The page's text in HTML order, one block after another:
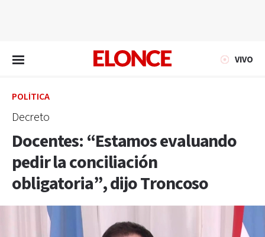
VIVO
POLÍTICA
Decreto
Docentes: “Estamos evaluando
pedir la conciliación
obligatoria”, dijo Troncoso